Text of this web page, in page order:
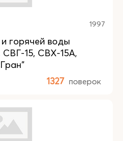
1997
горячей воды
СВГ-15, СВХ-15А,
1327 поверок